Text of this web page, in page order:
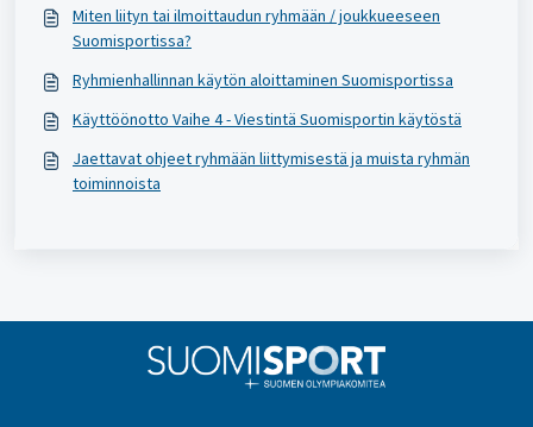
Miten liityn tai ilmoittaudun ryhmään / joukkueeseen
Suomisportissa?
Ryhmienhallinnan käytön aloittaminen Suomisportissa
Käyttöönotto Vaihe 4 - Viestintä Suomisportin käytöstä
Jaettavat ohjeet ryhmään liittymisestä ja muista ryhmän
toiminnoista